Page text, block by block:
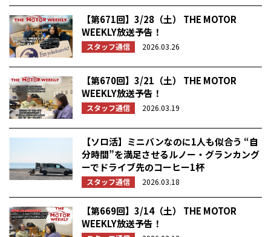
【第671回】3/28（土） THE MOTOR
WEEKLY放送予告！
スタッフ通信 2026.03.26
【第670回】3/21（土） THE MOTOR
WEEKLY放送予告！
スタッフ通信 2026.03.19
【ソロ活】ミニバンなのに1人も似合う “自
分時間”を満足させるルノー・グランカング
ーでドライブ先のコーヒー1杯
スタッフ通信 2026.03.18
【第669回】3/14（土） THE MOTOR
WEEKLY放送予告！